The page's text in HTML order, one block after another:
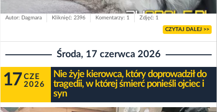
Autor: Dagmara Kliknięć: 2396 Komentarzy: 1 Zdjęć: 1
CZYTAJ DALEJ >>
Środa, 17 czerwca 2026
17 CZE
2026
Nie żyje kierowca, który doprowadził do
tragedii, w której śmierć ponieśli ojciec i
syn